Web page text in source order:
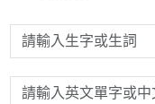
請輸入生字或生詞
請輸入英文單字或中文